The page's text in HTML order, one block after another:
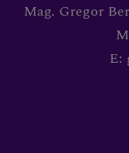
Mag. Gregor
E: